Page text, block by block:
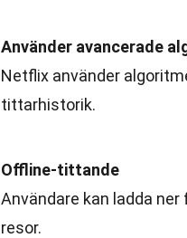
Använder avancerade
Netflix använder
tittarhistorik.
Offline-tittande
Användare kan ladda
resor.